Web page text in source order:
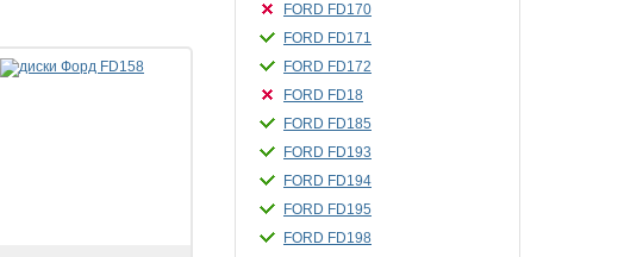
FORD FD170
FORD FD171
FORD FD172
FORD FD18
FORD FD185
FORD FD193
FORD FD194
FORD FD195
FORD FD198